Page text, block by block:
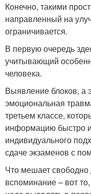
Конечно, такими
направленный на
ограничивается.
В первую очередь
учитывающий
человека.
Выявление блоков, а
эмоциональная
третьем классе,
информацию быстро и
индивидуального
сдаче экзаменов с
Что мешает свободно
вспоминание – вот